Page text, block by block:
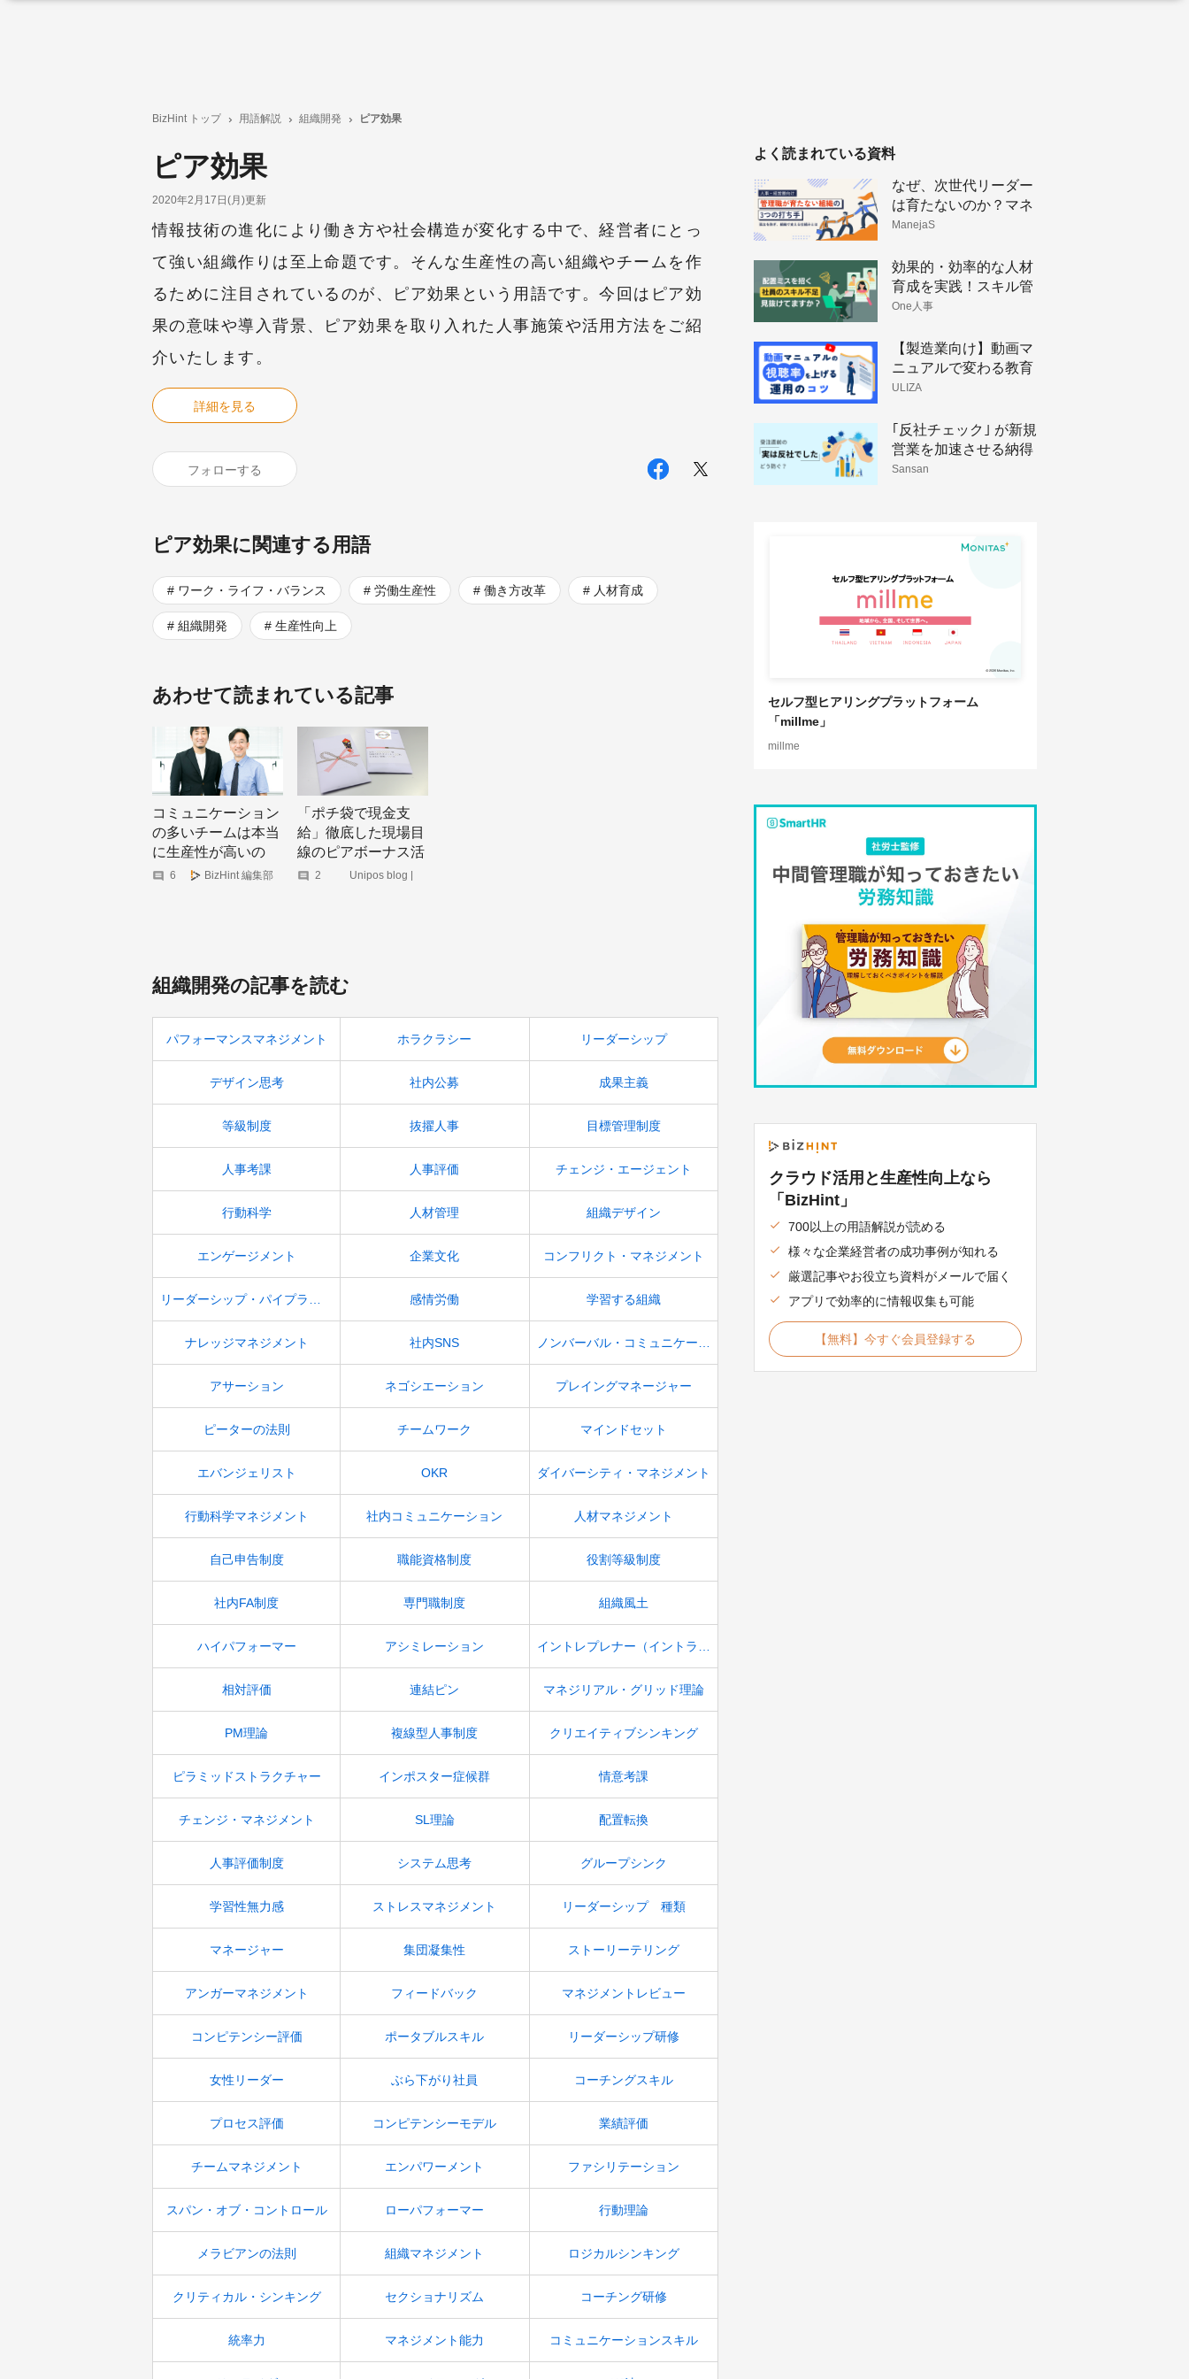
BizHint トップ 用語解説 組織開発 ピア効果
ピア効果
2020年2月17日(月)更新
情報技術の進化により働き方や社会構造が変化する中で、経営者にとっ
て強い組織作りは至上命題です。そんな生産性の高い組織やチームを作
るために注目されているのが、ピア効果という用語です。今回はピア効
果の意味や導入背景、ピア効果を取り入れた人事施策や活用方法をご紹
介いたします。
詳細を見る
フォローする
ピア効果に関連する用語
ワーク・ライフ・バランス 労働生産性 働き方改革 人材育成
組織開発 生産性向上
あわせて読まれている記事
コミュニケーション
の多いチームは本当
に生産性が高いの
か？【―人事デー
6 BizHint 編集部
「ポチ袋で現金支
給」徹底した現場目
線のピアボーナス活
用法
2
Unipos blog |
組織開発の記事を読む
パフォーマンスマネジメント ホラクラシー リーダーシップ
デザイン思考 社内公募 成果主義
等級制度 抜擢人事 目標管理制度
人事考課 人事評価 チェンジ・エージェント
行動科学 人材管理 組織デザイン
エンゲージメント 企業文化 コンフリクト・マネジメント
感情労働 学習する組織
ナレッジマネジメント 社内SNS
アサーション ネゴシエーション プレイングマネージャー
ピーターの法則 チームワーク マインドセット
エバンジェリスト OKR ダイバーシティ・マネジメント
行動科学マネジメント 社内コミュニケーション 人材マネジメント
自己申告制度 職能資格制度 役割等級制度
社内FA制度 専門職制度 組織風土
ハイパフォーマー アシミレーション
相対評価 連結ピン マネジリアル・グリッド理論
PM理論 複線型人事制度 クリエイティブシンキング
ピラミッドストラクチャー インポスター症候群 情意考課
チェンジ・マネジメント SL理論 配置転換
人事評価制度 システム思考 グループシンク
学習性無力感 ストレスマネジメント リーダーシップ 種類
マネージャー 集団凝集性 ストーリーテリング
アンガーマネジメント フィードバック マネジメントレビュー
コンピテンシー評価 ポータブルスキル リーダーシップ研修
女性リーダー ぶら下がり社員 コーチングスキル
プロセス評価 コンピテンシーモデル 業績評価
チームマネジメント エンパワーメント ファシリテーション
スパン・オブ・コントロール ローパフォーマー 行動理論
メラビアンの法則 組織マネジメント ロジカルシンキング
クリティカル・シンキング セクショナリズム コーチング研修
統率力 マネジメント能力 コミュニケーションスキル
よく読まれている資料
なぜ、次世代リーダー
は育たないのか？マネ
ージャーの「孤立」を
仕組み
ManejaS
効果的・効率的な人材
育成を実践！スキル管
理のメリットと手法
One人事
【製造業向け】動画マ
ニュアルで変わる教育
体制と技術伝承
ULIZA
｢反社チェック｣ が新規
営業を加速させる納得
理由
Sansan
セルフ型ヒアリングプラットフォーム
「millme」
millme
クラウド活用と生産性向上なら
「BizHint」
700以上の用語解説が読める
様々な企業経営者の成功事例が知れる
厳選記事やお役立ち資料がメールで届く
アプリで効率的に情報収集も可能
【無料】今すぐ会員登録する